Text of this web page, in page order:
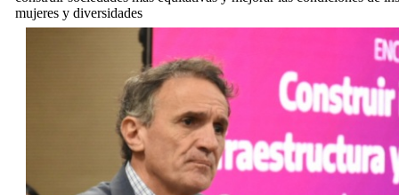
mujeres y diversidades